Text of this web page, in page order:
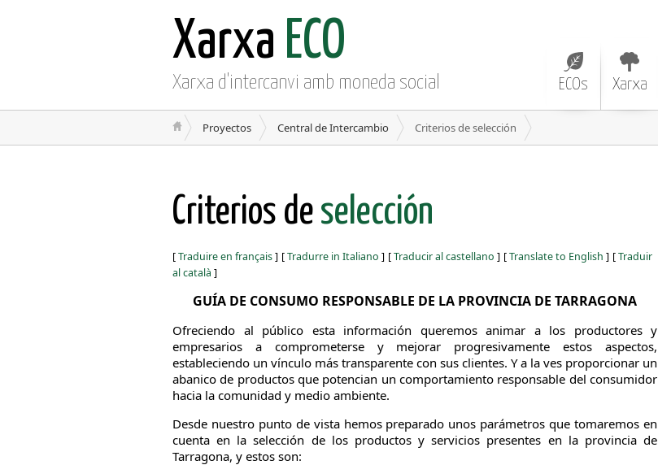
Xarxa ECO
Xarxa d'intercanvi amb moneda social ECOs Xarxa
Proyectos Central de Intercambio Criterios de selección
Criterios de selección
[Traduire en français] [Tradurre in Italiano ] [Traducir al castellano ] [Translate to English ] [Traduir
al català ]
GUÍA DE CONSUMO RESPONSABLE DE LA PROVINCIA DE TARRAGONA
Ofreciendo al público esta información queremos animar a los productores y
empresarios a comprometerse y mejorar progresivamente estos aspectos,
estableciendo un vínculo más transparente con sus clientes. Y a la ves proporcionar un
abanico de productos que potencian un comportamiento responsable del consumidor
hacia la comunidad y medio ambiente.
Desde nuestro punto de vista hemos preparado unos parámetros que tomaremos en
cuenta en la selección de los productos y servicios presentes en la provincia de
Tarragona, y estos son: